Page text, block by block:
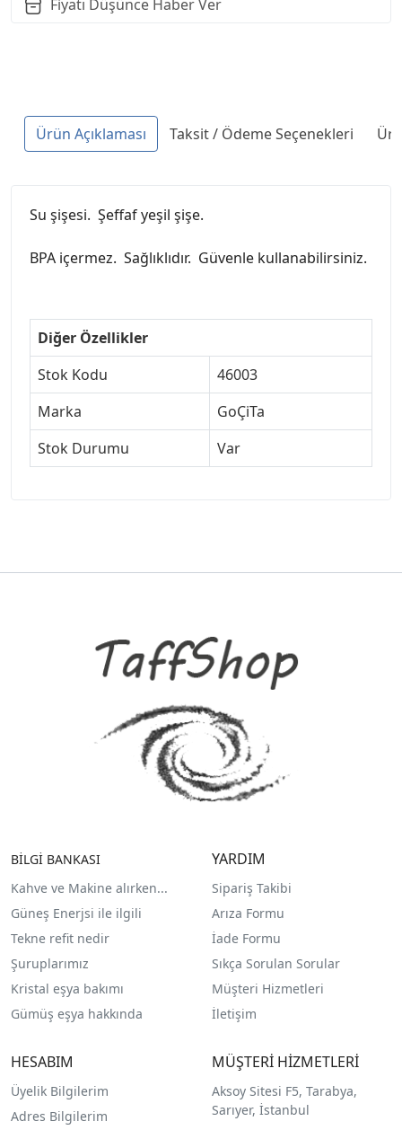
Fiyatı Düşünce Haber Ver
Ürün Açıklaması Taksit / Ödeme Seçenekleri
Su şişesi. Şeffaf yeşil şişe.
BPA içermez. Sağlıklıdır. Güvenle kullanabilirsiniz.
Diğer Özellikler
Stok Kodu
46003
Marka
GoÇiTa
Stok Durumu
Var
BİLGİ BANKASI
Kahve ve Makine alırken...
Güneş Enerjsi ile ilgili
Tekne refit nedir
Şuruplarımız
Kristal eşya bakımı
Gümüş eşya hakkında
YARDIM
Sipariş Takibi
Arıza Formu
İade Formu
Sıkça Sorulan Sorular
Müşteri Hizmetleri
İletişim
HESABIM
Üyelik Bilgilerim
Adres Bilgilerim
MÜŞTERİ HİZMETLERİ
Aksoy Sitesi F5, Tarabya,
Sarıyer, İstanbul